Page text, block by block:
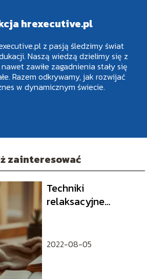
hrexecutive.pl
z pasją śledzimy świat
Naszą wiedzą dzielimy się z
zawiłe zagadnienia stały się
Razem odkrywamy, jak rozwijać
w dynamicznym świecie.
zainteresować
Techniki
relaksacyjne
pracy
2022-08-05